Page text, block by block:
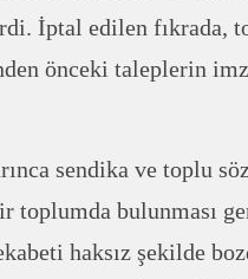
İptal edilen fıkrada,
önceki taleplerin
sendika ve toplu
toplumda bulunması
haksız şekilde